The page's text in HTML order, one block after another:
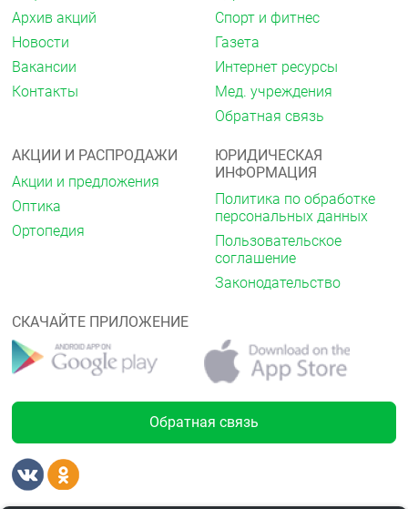
Архив акций
Новости
Вакансии
Контакты
Спорт и фитнес
Газета
Интернет ресурсы
Мед. учреждения
Обратная связь
АКЦИИ И РАСПРОДАЖИ
Акции и предложения
Оптика
Ортопедия
ЮРИДИЧЕСКАЯ
ИНФОРМАЦИЯ
Политика по обработке
персональных данных
Пользовательское
соглашение
Законодательство
СКАЧАЙТЕ ПРИЛОЖЕНИЕ
Обратная связь